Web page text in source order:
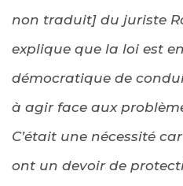
non traduit] du juriste
explique que la loi est
démocratique de
à agir face aux
C’était une nécessité
ont un devoir de